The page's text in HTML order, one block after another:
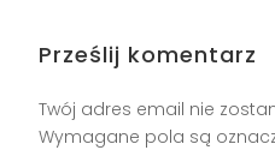
Prześlij komentarz
Twój adres email nie
Wymagane pola są